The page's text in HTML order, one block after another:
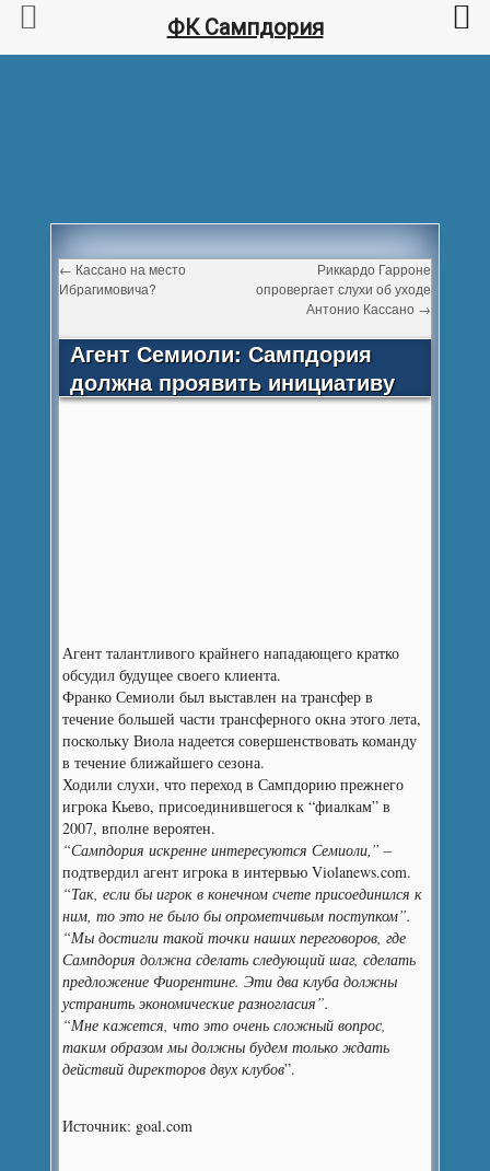
← Кассано на место
Ибрагимовича?
Риккардо Гарроне
опровергает слухи об уходе
Антонио Кассано →
Агент Семиоли: Сампдория
должна проявить инициативу
Агент талантливого крайнего нападающего кратко
обсудил будущее своего клиента.
Франко Семиоли был выставлен на трансфер в
течение большей части трансферного окна этого лета,
поскольку Виола надеется совершенствовать команду
в течение ближайшего сезона.
Ходили слухи, что переход в Сампдорию прежнего
игрока Кьево, присоединившегося к “фиалкам” в
2007, вполне вероятен.
“Сампдория искренне интересуются Семиоли,” –
подтвердил агент игрока в интервью Violanews.com.
“Так, если бы игрок в конечном счете присоединился к
ним, то это не было бы опрометчивым поступком”.
“Мы достигли такой точки наших переговоров, где
Сампдория должна сделать следующий шаг, сделать
предложение Фиорентине. Эти два клуба должны
устранить экономические разногласия”.
“Мне кажется, что это очень сложный вопрос,
таким образом мы должны будем только ждать
действий директоров двух клубов”.
Источник: goal.com
ФК Сампдория